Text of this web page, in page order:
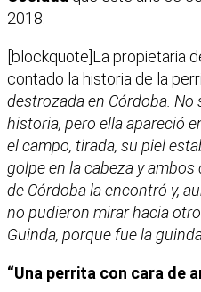
2018.
[blockquote]La propietaria
contado la historia de la
destrozada en Córdoba.
historia, pero ella apareció
el campo, tirada, su piel
golpe en la cabeza y
de Córdoba la encontró y,
no pudieron mirar hacia
Guinda, porque fue la
“Una perrita con cara de